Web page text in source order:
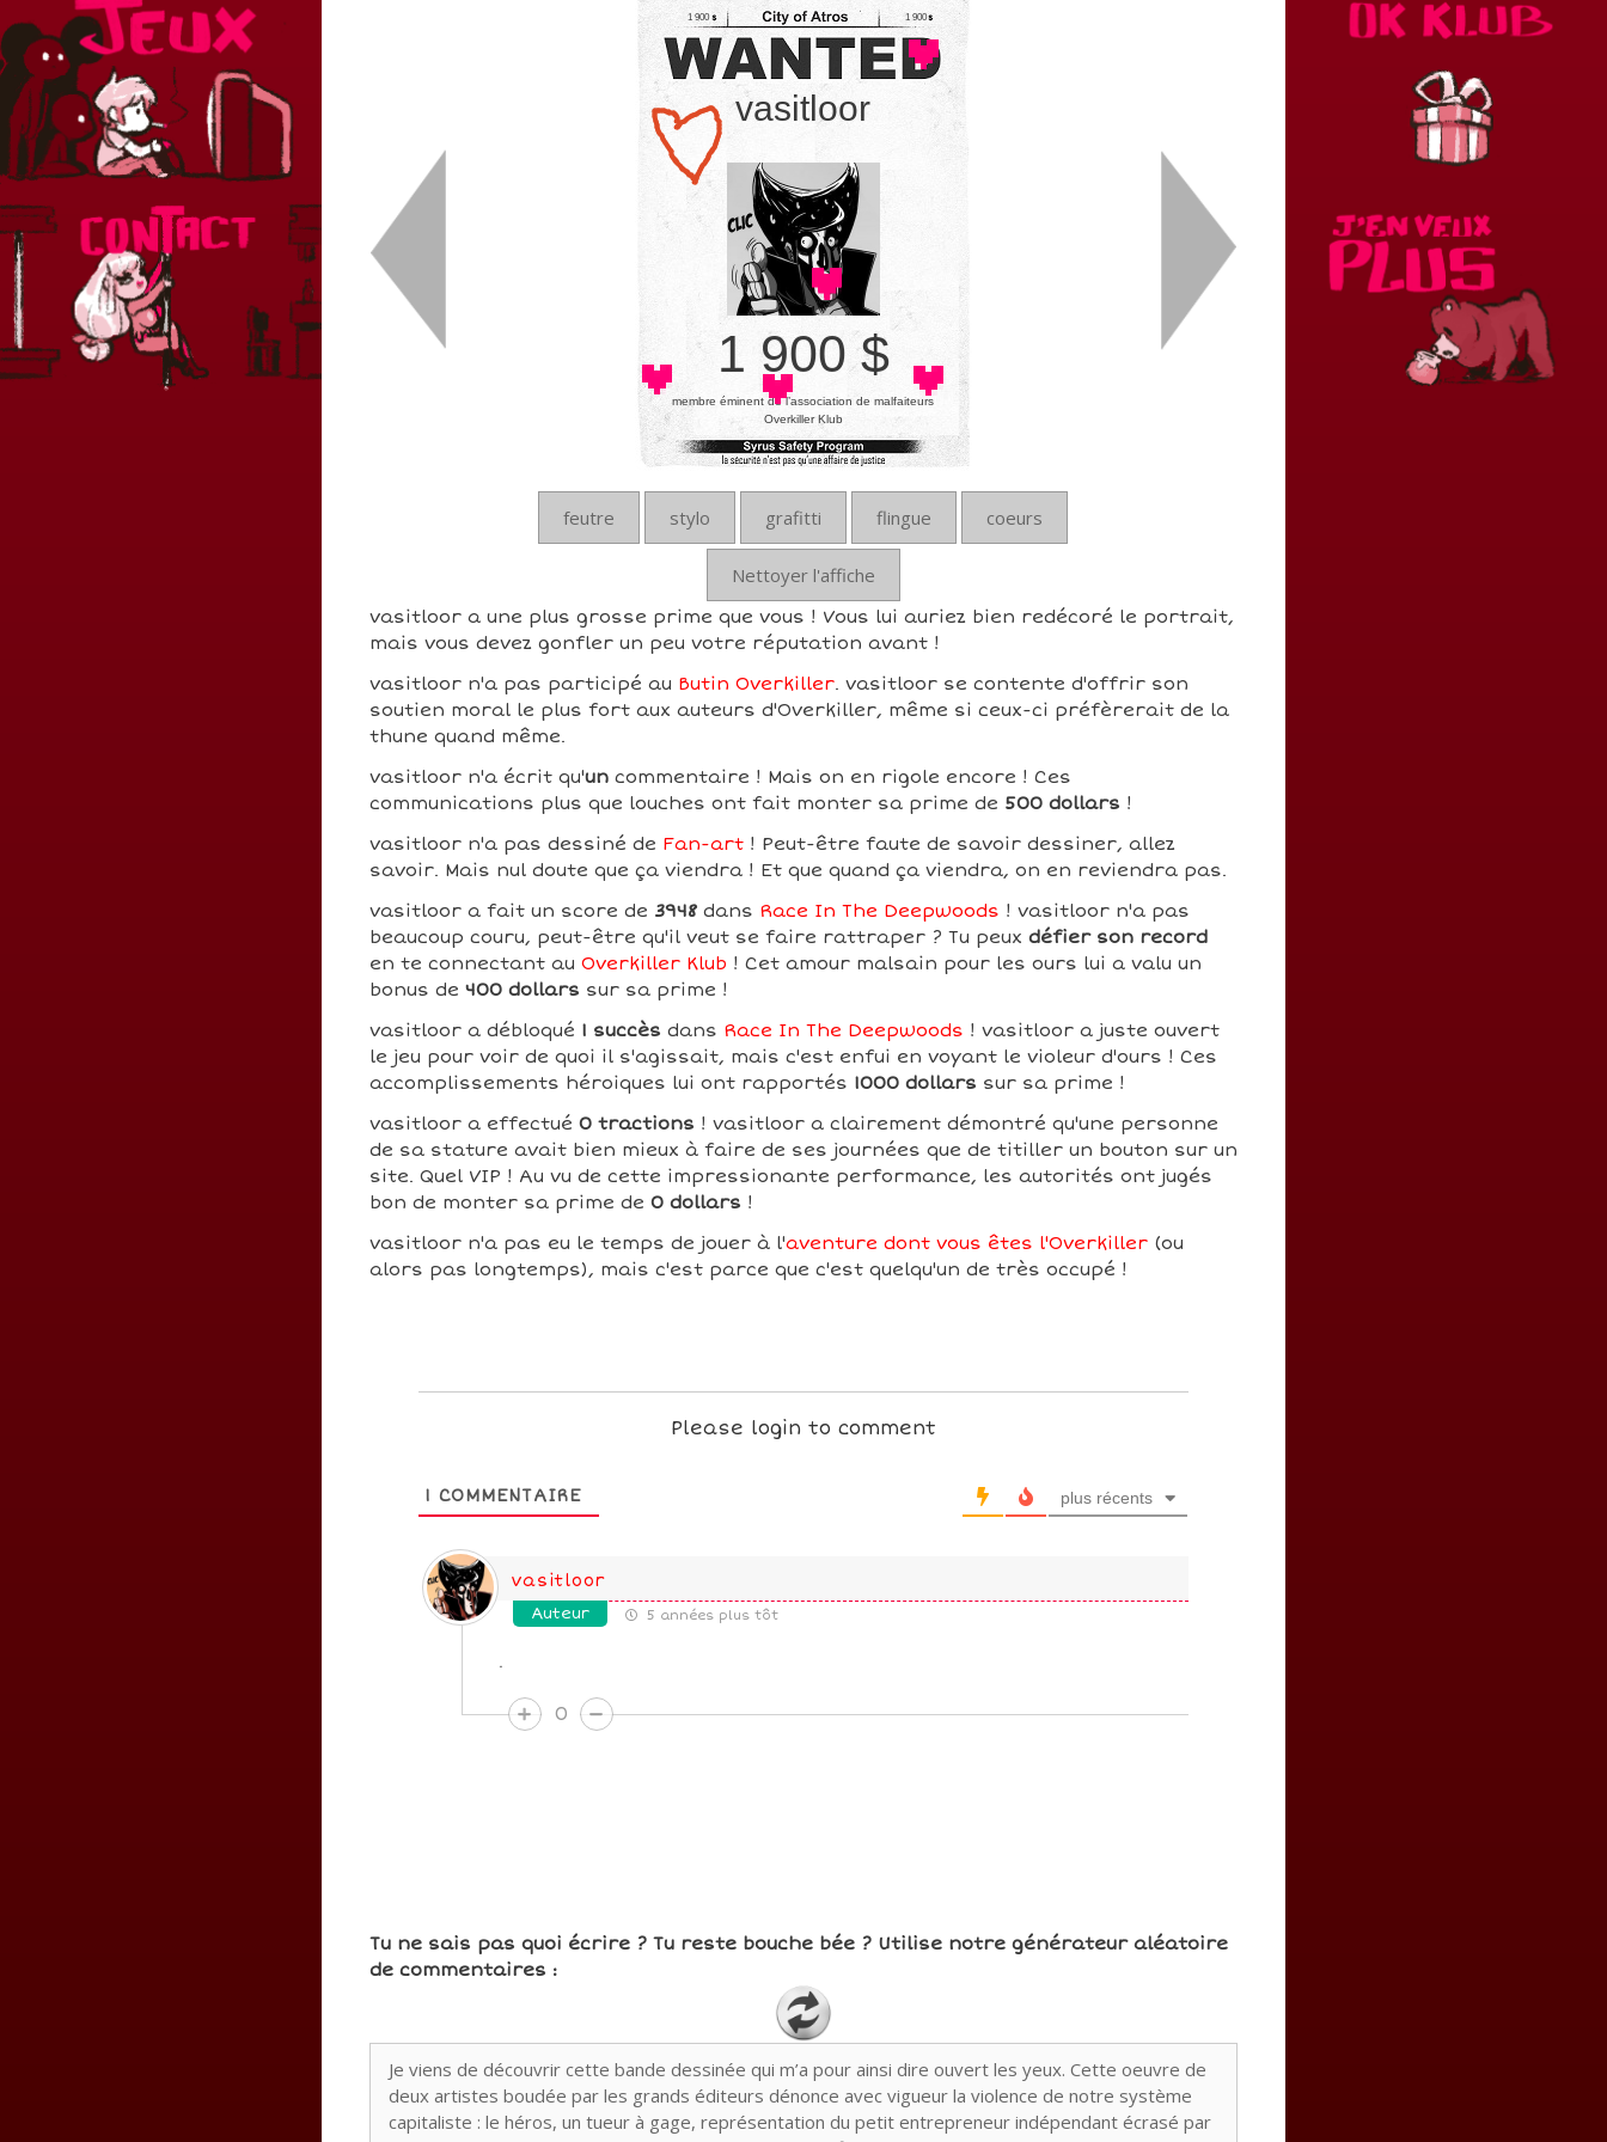
1 900
vasitloor
1 900
1 900 $
membre éminent de l’association de malfaiteurs
Overkiller Klub
feutre stylo grafitti flingue coeurs
Nettoyer l'affiche
vasitloor a une plus grosse prime que vous ! Vous lui auriez bien redécoré le portrait,
mais vous devez gonfler un peu votre réputation avant !
vasitloor n'a pas participé au Butin Overkiller. vasitloor se contente d'offrir son
soutien moral le plus fort aux auteurs d'Overkiller, même si ceux-ci préfèrerait de la
thune quand même.
vasitloor n'a écrit qu'uncommentaire ! Mais on en rigole encore ! Ces
communications plus que louches ont fait monter sa prime de 500 dollars !
vasitloor n'a pas dessiné de Fan-art! Peut-être faute de savoir dessiner, allez
savoir. Mais nul doute que ça viendra ! Et que quand ça viendra, on en reviendra pas.
vasitloor a fait un score de 3948dans Race In The Deepwoods ! vasitloor n'a pas
beaucoup couru, peut-être qu'il veut se faire rattraper ? Tu peux défier son record
en te connectant au Overkiller Klub ! Cet amour malsain pour les ours lui a valu un
bonus de 400 dollars sur sa prime !
vasitloor a débloqué 1 succès dans Race In The Deepwoods ! vasitloor a juste ouvert
le jeu pour voir de quoi il s'agissait, mais c'est enfui en voyant le violeur d'ours ! Ces
accomplissements héroiques lui ont rapportés 1000 dollars sur sa prime !
vasitloor a effectué 0 tractions ! vasitloor a clairement démontré qu'une personne
de sa stature avait bien mieux à faire de ses journées que de titiller un bouton sur un
site. Quel VIP ! Au vu de cette impressionante performance, les autorités ont jugés
bon de monter sa prime de 0 dollars !
vasitloor n'a pas eu le temps de jouer à l'aventure dont vous êtes l'Overkiller(ou
alors pas longtemps), mais c'est parce que c'est quelqu'un de très occupé !
Please login to comment
1 COMMENTAIRE plus récents
vasitloor
Auteur 5 années plus tôt
.
0
Tu ne sais pas quoi écrire ? Tu reste bouche bée ? Utilise notre générateur aléatoire
de commentaires :